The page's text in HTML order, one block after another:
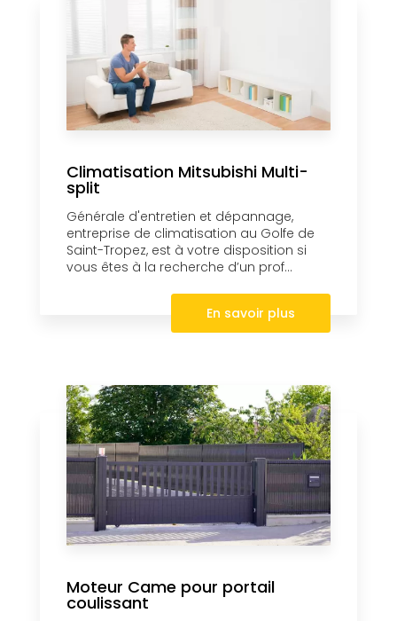
Climatisation Mitsubishi Multi-
split
Générale d'entretien et dépannage,
entreprise de climatisation au Golfe de
Saint-Tropez, est à votre disposition si
vous êtes à la recherche d’un prof...
En savoir plus
Moteur Came pour portail
coulissant